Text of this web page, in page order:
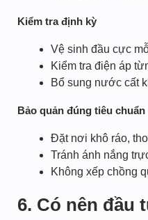
Kiểm tra định kỳ
Vệ sinh đầu cực
Kiểm tra điện áp
Bổ sung nước cất
Bảo quản đúng tiêu chuẩn
Đặt nơi khô ráo,
Tránh ánh nắng
Không xếp chồng
6. Có nên đầu